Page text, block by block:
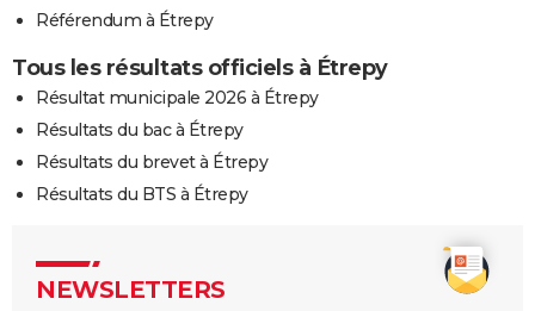
Référendum à Étrepy
Tous les résultats officiels à Étrepy
Résultat municipale 2026 à Étrepy
Résultats du bac à Étrepy
Résultats du brevet à Étrepy
Résultats du BTS à Étrepy
NEWSLETTERS